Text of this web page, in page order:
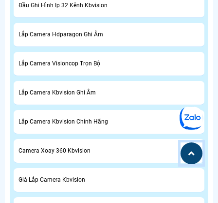
Đầu Ghi Hình Ip 32 Kênh Kbvision
Lắp Camera Hdparagon Ghi Âm
Lắp Camera Visioncop Trọn Bộ
Lắp Camera Kbvision Ghi Âm
Lắp Camera Kbvision Chính Hãng
Camera Xoay 360 Kbvision
Giá Lắp Camera Kbvision